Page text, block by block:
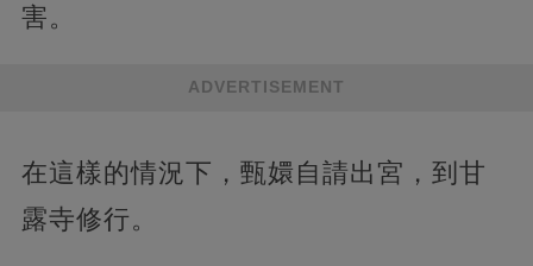
害。
ADVERTISEMENT
在這樣的情況下，甄嬛自請出宮，到甘
露寺修行。